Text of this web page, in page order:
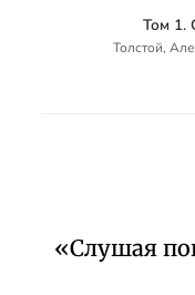
Том 1.
Толстой,
«Слушая